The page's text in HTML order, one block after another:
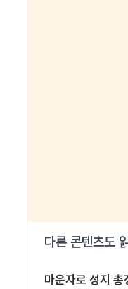
다른 콘텐츠도
마운자로 성지